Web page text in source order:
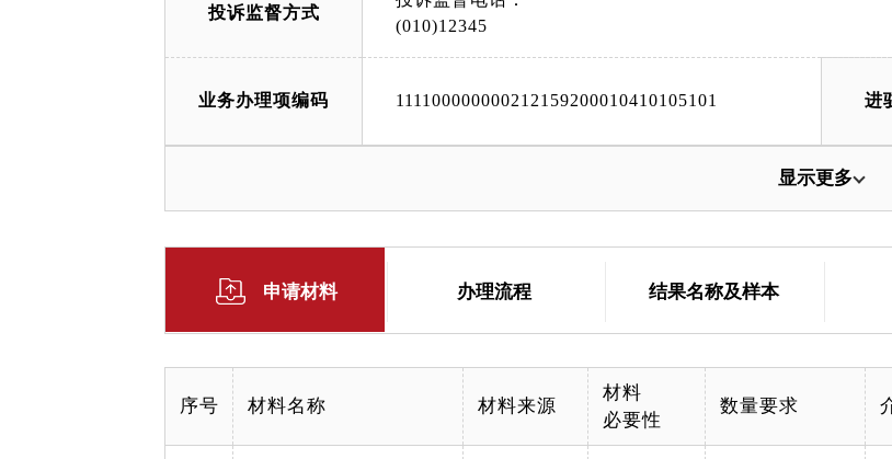
投诉监督方式
(010)12345
业务办理项编码 111100000000212159200010410105101 进
显示更多
申请材料 办理流程 结果名称及样本
序号 材料名称 材料来源
材料
必要性
数量要求